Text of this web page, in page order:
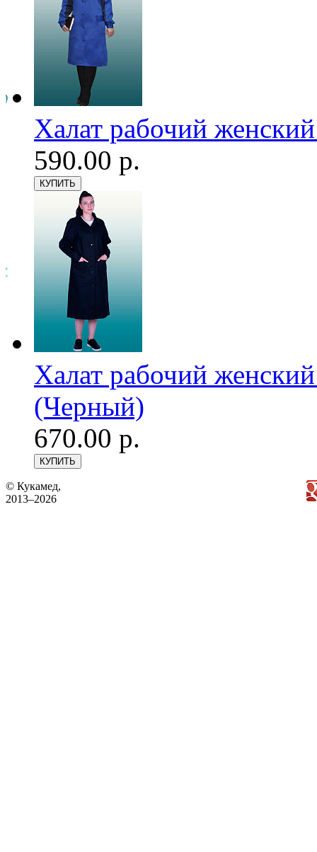
Халат рабочий
590.00 р.
Халат рабочий
(Черный)
670.00 р.
© Кукамед,
2013–2026